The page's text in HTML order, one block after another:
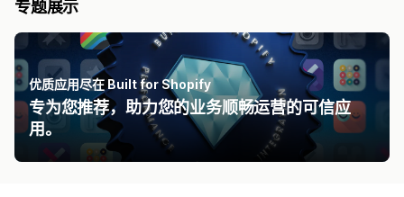
专题展示
优质应用尽在 Built for Shopify
专为您推荐，助力您的业务顺畅运营的可信应
用。